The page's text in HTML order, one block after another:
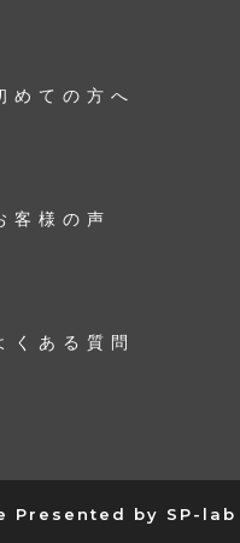
めての方へ
客様の声
くある質問
Presented by SP-lab